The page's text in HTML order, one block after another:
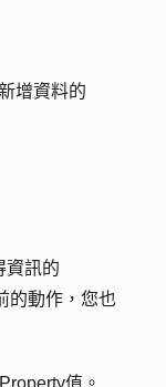
增資料的
資訊的
的動作，您也
Property值。